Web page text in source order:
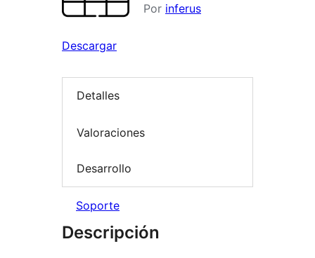
Por inferus
Descargar
Detalles
Valoraciones
Desarrollo
Soporte
Descripción